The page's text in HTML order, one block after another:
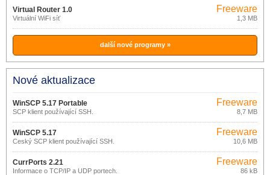
Virtual Router 1.0
Virtuální WiFi síť
Freeware
1,3 MB
další nové programy »
Nové aktualizace
WinSCP 5.17 Portable
SCP klient používající SSH.
Freeware
8,7 MB
WinSCP 5.17
Český SCP klient používající SSH.
Freeware
10,6 MB
CurrPorts 2.21
Informace o TCP/IP a UDP portech.
Freeware
86 kB